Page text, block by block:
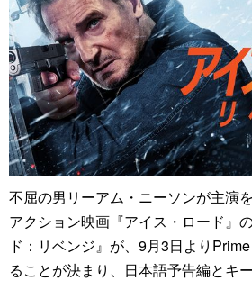
不屈の男リーアム・ニーソンが主演
アクション映画『アイス・ロード』
ド：リベンジ』が、9月3日より
ることが決まり、日本語予告編とキ